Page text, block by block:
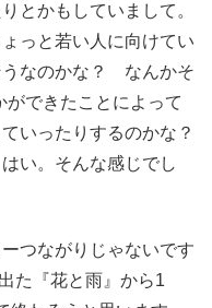
とかもしていまして。
っと若い人に向けてい
なのかな？ なんかそ
できたことによって
いったりするのかな？
い。そんな感じでし
つながりじゃないです
た『花と雨』から1